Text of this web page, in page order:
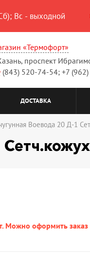
Вс - выходной
«Термофорт»
проспект
(843) 520-74-54; +7
ДОСТАВКА
Воевода 20 Д-1
Можно оформить заказ